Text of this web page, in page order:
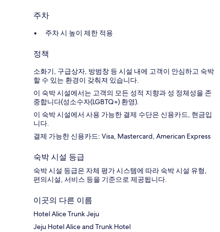
주차
주차 시 높이 제한 적용
정책
소화기, 구급상자, 방범창 등 시설 내에 고객이 안심하고 숙박
할 수 있는 환경이 갖춰져 있습니다.
이 숙박 시설에서는 고객의 모든 성적 지향과 성 정체성을 존
중합니다(성소수자(LGBTQ+) 환영).
이 숙박 시설에서 사용 가능한 결제 수단은 신용카드, 현금입
니다.
결제 가능한 신용카드: Visa, Mastercard, American Express
숙박 시설 등급
숙박 시설 등급은 자체 평가 시스템에 따라 숙박 시설 유형,
편의시설, 서비스 등을 기준으로 제공됩니다.
이곳의 다른 이름
Hotel Alice Trunk Jeju
Jeju Hotel Alice and Trunk Hotel